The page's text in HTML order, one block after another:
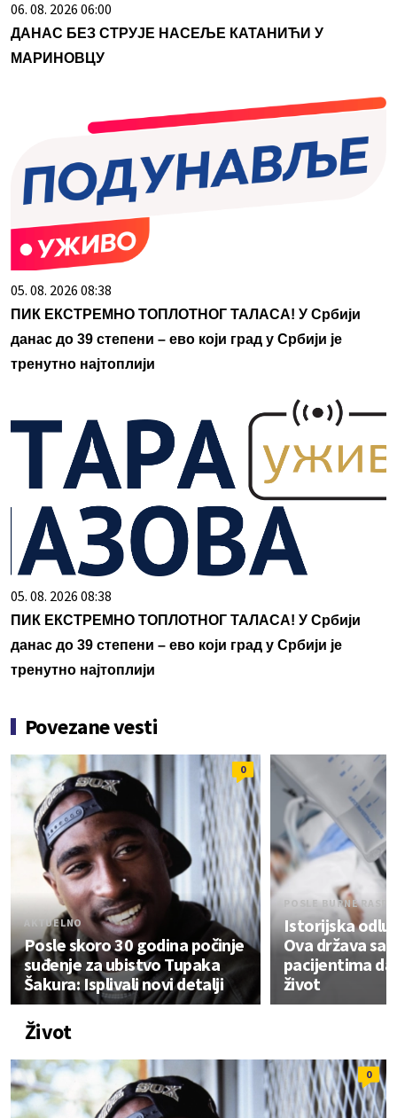
06. 08. 2026 06:00
ДАНАС БЕЗ СТРУЈЕ НАСЕЉЕ КАТАНИЋИ У
МАРИНОВЦУ
05. 08. 2026 08:38
ПИК ЕКСТРЕМНО ТОПЛОТНОГ ТАЛАСА! У Србији
данас до 39 степени – ево који град у Србији је
тренутно најтоплији
05. 08. 2026 08:38
ПИК ЕКСТРЕМНО ТОПЛОТНОГ ТАЛАСА! У Србији
данас до 39 степени – ево који град у Србији је
тренутно најтоплији
Povezane vesti
0
AKTUELNO
Posle skoro 30 godina počinje
suđenje za ubistvo Tupaka
Šakura: Isplivali novi detalji
POSLE BURNE
Istorijska
Ova država
pacijentima
život
Život
0